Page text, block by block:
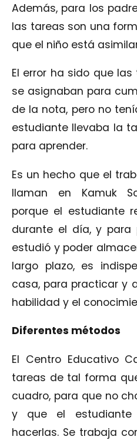
Además, para los
las tareas son una
que el niño está
El error ha sido que
se asignaban para
de la nota, pero no
estudiante llevaba la
para aprender.
Es un hecho que el
llaman en Kamuk
porque el estudiante
durante el día, y para
estudió y poder
largo plazo, es
casa, para practicar y
habilidad y el
Diferentes métodos
El Centro Educativo
tareas de tal forma
cuadro, para que no
y que el
hacerlas. Se trabaja